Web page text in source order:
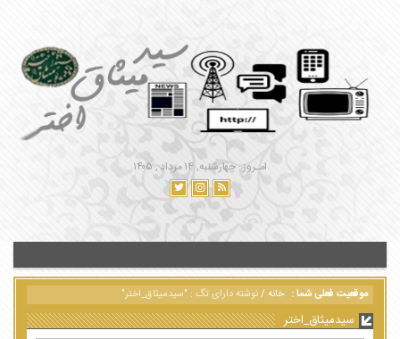
امـروز : چهارشنبه, ۱۴ مرداد , ۱۴۰۵
موقعیت فعلی شما : خانه/نوشته دارای تگ : "سیدمیثاق_اختر"
سیدمیثاق_اختر